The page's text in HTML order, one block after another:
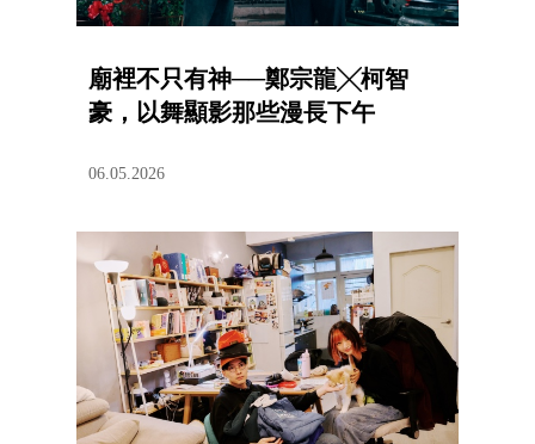
廟裡不只有神──鄭宗龍╳柯智
豪，以舞顯影那些漫長下午
06.05.2026